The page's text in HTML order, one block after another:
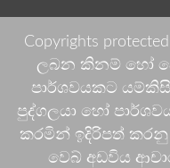
Copyrights
ලබන කිනම් හෝ
පාර්ශවයකට
පුද්ගලයා හෝ
කරමින් ඉදිරිපත්
වෙබ් අඩවිය